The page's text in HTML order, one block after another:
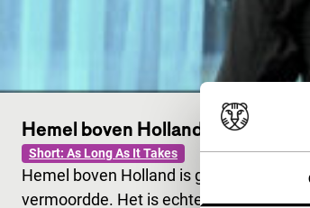
Hemel boven Holland
Short: As Long As It Takes
Hemel boven Holland is geïnspireerd
vermoordde. Het is echter een fictief